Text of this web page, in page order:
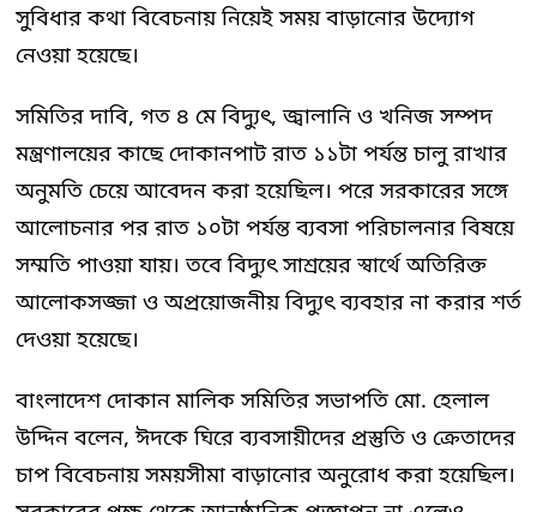
সুবিধার কথা বিবেচনায় নিয়েই সময় বাড়ানোর উদ্যোগ
নেওয়া হয়েছে।
সমিতির দাবি, গত ৪ মে বিদ্যুৎ, জ্বালানি ও খনিজ সম্পদ
মন্ত্রণালয়ের কাছে দোকানপাট রাত ১১টা পর্যন্ত চালু রাখার
অনুমতি চেয়ে আবেদন করা হয়েছিল। পরে সরকারের সঙ্গে
আলোচনার পর রাত ১০টা পর্যন্ত ব্যবসা পরিচালনার বিষয়ে
সম্মতি পাওয়া যায়। তবে বিদ্যুৎ সাশ্রয়ের স্বার্থে অতিরিক্ত
আলোকসজ্জা ও অপ্রয়োজনীয় বিদ্যুৎ ব্যবহার না করার শর্ত
দেওয়া হয়েছে।
বাংলাদেশ দোকান মালিক সমিতির সভাপতি মো. হেলাল
উদ্দিন বলেন, ঈদকে ঘিরে ব্যবসায়ীদের প্রস্তুতি ও ক্রেতাদের
চাপ বিবেচনায় সময়সীমা বাড়ানোর অনুরোধ করা হয়েছিল।